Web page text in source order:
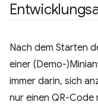
Nach dem Starten
einer (Demo-
immer darin, sich
nur einen QR-Code